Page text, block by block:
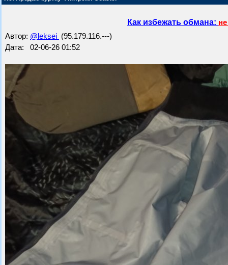
Как избежать обмана:
Автор: @leksei (95.179.116.---)
Дата: 02-06-26 01:52